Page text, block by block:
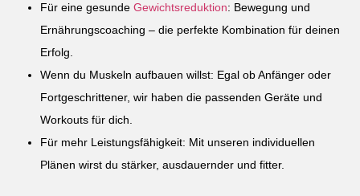
Für eine gesunde Gewichtsreduktion: Bewegung und
Ernährungscoaching – die perfekte Kombination für deinen
Erfolg.
Wenn du Muskeln aufbauen willst: Egal ob Anfänger oder
Fortgeschrittener, wir haben die passenden Geräte und
Workouts für dich.
Für mehr Leistungsfähigkeit: Mit unseren individuellen
Plänen wirst du stärker, ausdauernder und fitter.